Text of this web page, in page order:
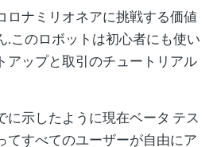
ロナミリオネアに挑戦する価値
.このロボットは初心者にも使い
アップと取引のチュートリアル
に示したように現在ベータ テス
てすべてのユーザーが自由にア